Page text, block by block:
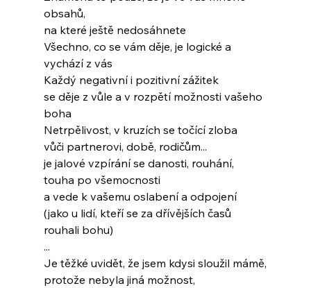
obsahů,
na které ještě nedosáhnete
Všechno, co se vám děje, je logické a
vychází z vás
Každý negativní i pozitivní zážitek
se děje z vůle a v rozpětí možnosti vašeho
boha
Netrpělivost, v kruzích se točící zloba
vůči partnerovi, době, rodičům...
je jalové vzpírání se danosti, rouhání,
touha po všemocnosti
a vede k vašemu oslabení a odpojení
(jako u lidí, kteří se za dřívějších časů
rouhali bohu)
...
Je těžké uvidět, že jsem kdysi sloužil mámě,
protože nebyla jiná možnost,